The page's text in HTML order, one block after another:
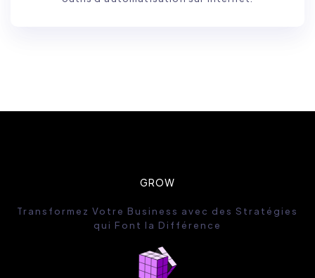
GROW
Transformez Votre Business avec des Stratégies
qui Font la Différence